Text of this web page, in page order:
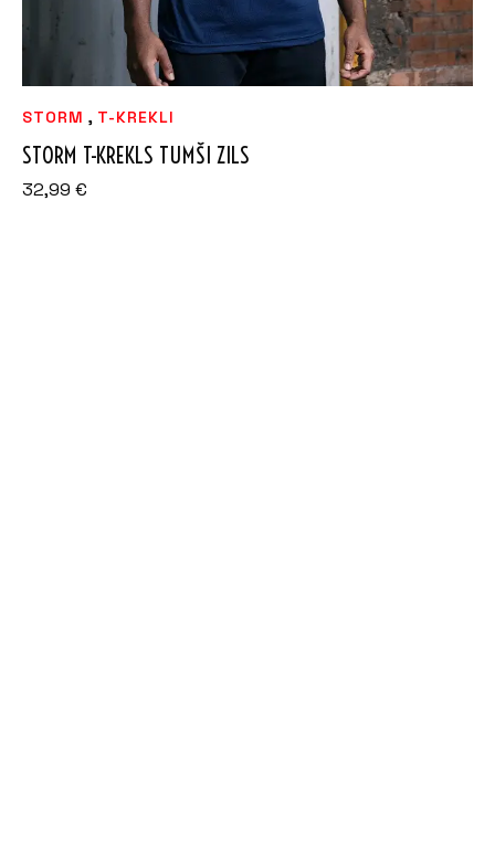
STORM , T-KREKLI
STORM T-KREKLS TUMŠI ZILS
32,99 €